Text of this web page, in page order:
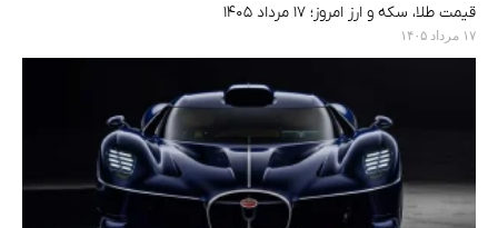
قیمت طلا، سکه و ارز امروز؛ ۱۷ مرداد ۱۴۰۵
۱۷ مرداد ۱۴۰۵